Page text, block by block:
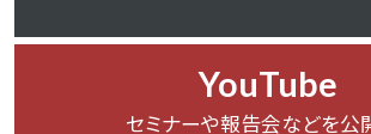
YouTube
セミナーや報告会などを公